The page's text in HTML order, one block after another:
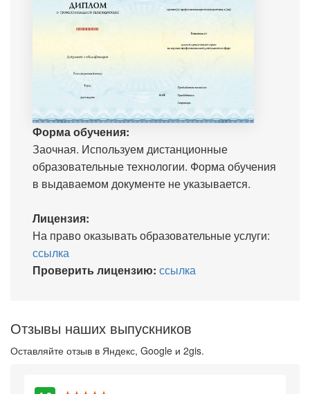
Форма обучения:
Заочная. Используем дистанционные
образовательные технологии. Форма обучения
в выдаваемом документе не указывается.
Лицензия:
На право оказывать образовательные услуги:
ссылка
Проверить лицензию: ссылка
Отзывы наших выпускников
Оставляйте отзыв в Яндекс, Google и 2gis.